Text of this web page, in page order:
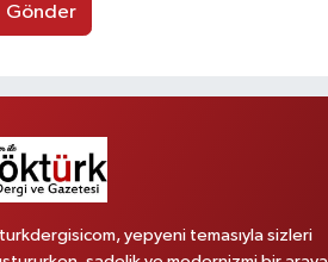
Gönder
yepyeni temasıyla sizleri